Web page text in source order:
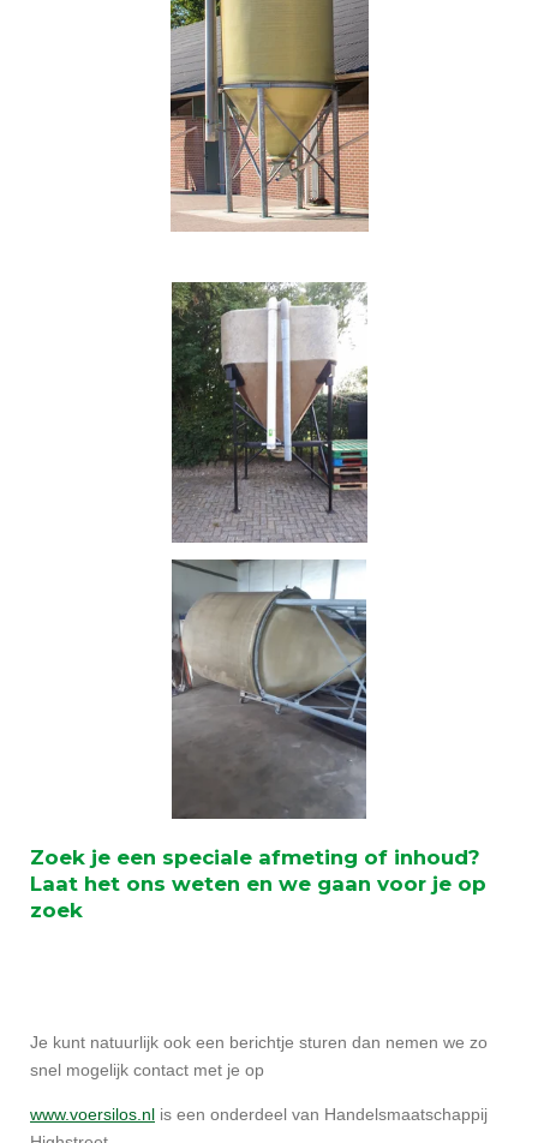
Zoek je een speciale afmeting of inhoud?
Laat het ons weten en we gaan voor je op
zoek
Je kunt natuurlijk ook een berichtje sturen dan nemen we zo
snel mogelijk contact met je op
www.voersilos.nl is een onderdeel van Handelsmaatschappij